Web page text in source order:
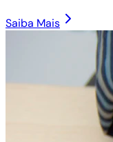
Saiba Mais